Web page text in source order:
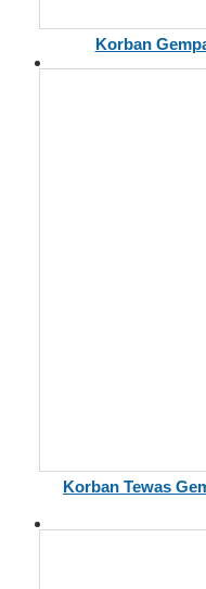
Korban
Korban Tewas